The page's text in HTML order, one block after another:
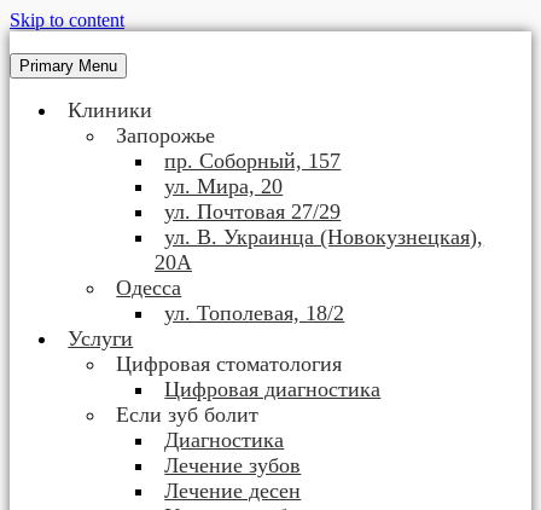
Skip to content
Primary Menu
Клиники
Запорожье
пр. Соборный, 157
ул. Мира, 20
ул. Почтовая 27/29
ул. В. Украинца (Новокузнецкая),
20А
Одесса
ул. Тополевая, 18/2
Услуги
Цифровая стоматология
Цифровая диагностика
Если зуб болит
Диагностика
Лечение зубов
Лечение десен